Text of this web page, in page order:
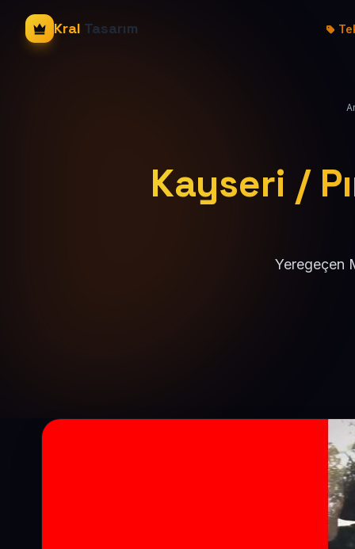
Kral Tasarım
Kayseri /
Yeregeçen